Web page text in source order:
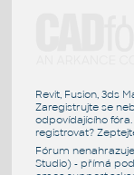
Revit, Fusion, 3ds
Zaregistrujte se
odpovídajícího
registrovat?
Fórum
Studio) - přímá